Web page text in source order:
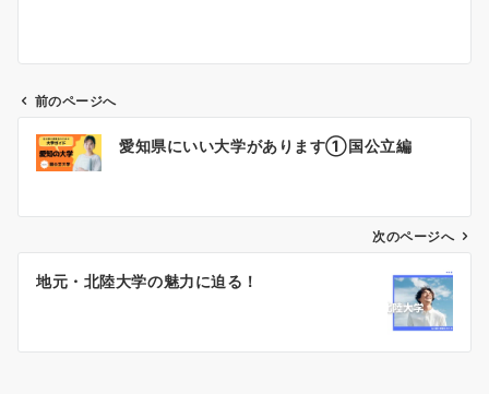
ン
前のページへ
愛知県にいい大学があります①国公立編
次のページへ
地元・北陸大学の魅力に迫る！